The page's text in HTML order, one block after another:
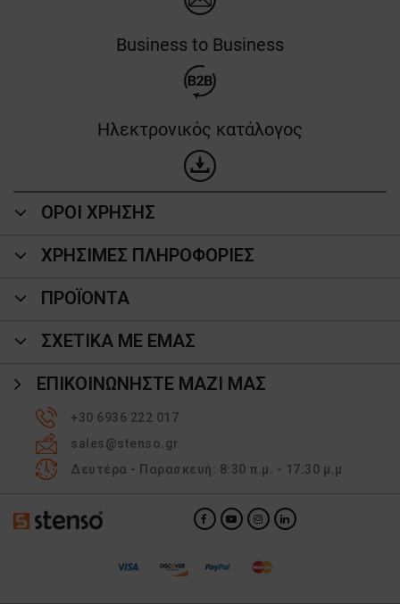
Business to Business
Ηλεκτρονικός κατάλογος
ΟΡΟΙ ΧΡΗΣΗΣ
ΧΡΗΣΙΜΕΣ ΠΛΗΡΟΦΟΡΙΕΣ
ΠΡΟΪΌΝΤΑ
ΣΧΕΤΙΚΑ ΜΕ ΕΜΑΣ
ΕΠΙΚΟΙΝΩΝΉΣΤΕ ΜΑΖΊ ΜΑΣ
+30 6936 222 017
sales@stenso.gr
Δευτέρα - Παρασκευή: 8:30 π.μ. - 17:30 μ.μ